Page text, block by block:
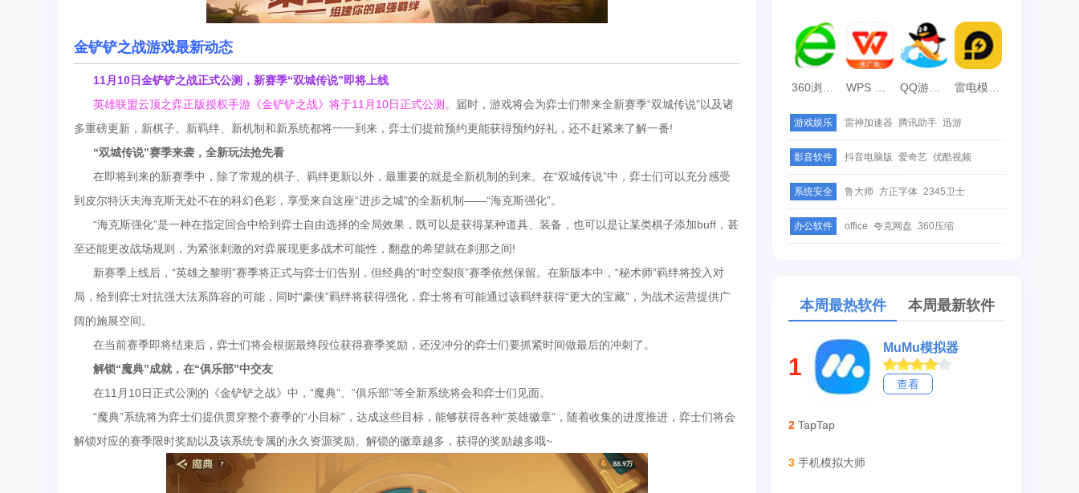
金铲铲之战游戏最新动态
11月10日金铲铲之战正式公测，新赛季“双城传说”即将上线
英雄联盟云顶之弈正版授权手游《金铲铲之战》将于11月10日正式公测。
届时，游戏将会为弈士们带来全新赛季“双城传说”以及诸
多重磅更新，新棋子、新羁绊、新机制和新系统都将一一到来，弈士们提前预约更能获得预约好礼，还不赶紧来了解一番!
“双城传说”赛季来袭，全新玩法抢先看
在即将到来的新赛季中，除了常规的棋子、羁绊更新以外，最重要的就是全新机制的到来。在“双城传说”中，弈士们可以充分感受
到皮尔特沃夫海克斯无处不在的科幻色彩，享受来自这座“进步之城”的全新机制——“海克斯强化”。
“海克斯强化”是一种在指定回合中给到弈士自由选择的全局效果，既可以是获得某种道具、装备，也可以是让某类棋子添加buff，甚
至还能更改战场规则，为紧张刺激的对弈展现更多战术可能性，翻盘的希望就在刹那之间!
新赛季上线后，“英雄之黎明”赛季将正式与弈士们告别，但经典的“时空裂痕”赛季依然保留。在新版本中，“秘术师”羁绊将投入对
局，给到弈士对抗强大法系阵容的可能，同时“豪侠”羁绊将获得强化，弈士将有可能通过该羁绊获得“更大的宝藏”，为战术运营提供广
阔的施展空间。
在当前赛季即将结束后，弈士们将会根据最终段位获得赛季奖励，还没冲分的弈士们要抓紧时间做最后的冲刺了。
解锁“魔典”成就，在“俱乐部”中交友
在11月10日正式公测的《金铲铲之战》中，“魔典”、“俱乐部”等全新系统将会和弈士们见面。
“魔典”系统将为弈士们提供贯穿整个赛季的“小目标”，达成这些目标，能够获得各种“英雄徽章”，随着收集的进度推进，弈士们将会
解锁对应的赛季限时奖励以及该系统专属的永久资源奖励。解锁的徽章越多，获得的奖励越多哦~
雷电模拟器
游戏娱乐 雷神加速器 腾讯助手 迅游
影音软件 抖音电脑版 爱奇艺 优酷视频
系统安全 鲁大师 方正字体 2345卫士
办公软件 office 夸克网盘 360压缩
本周最热软件 本周最新软件
1
MuMu模拟器
查看
2 TapTap
3 手机模拟大师